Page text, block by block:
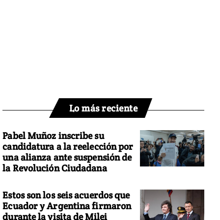
Lo más reciente
Pabel Muñoz inscribe su
candidatura a la reelección por
una alianza ante suspensión de
la Revolución Ciudadana
Estos son los seis acuerdos que
Ecuador y Argentina firmaron
durante la visita de Milei